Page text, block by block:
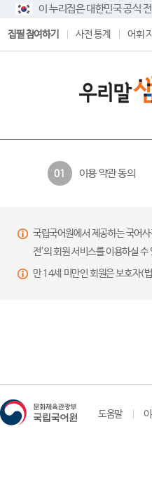
이 누리집은 대한민국 공식
집필 참여하기 사전 통계 어휘
01 이용 약관 동의
국립국어원에서 제공하는 국어
전’의 회원 서비스를 이용하실 수
만 14세 미만인 회원은 보호자(
도움말